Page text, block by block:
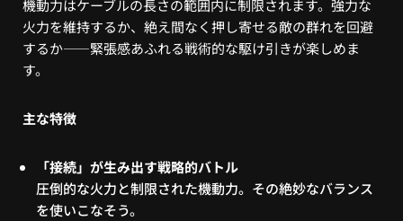
機動力はケーブルの長さの範囲内に制限されます。強力な
火力を維持するか、絶え間なく押し寄せる敵の群れを回避
するか――緊張感あふれる戦術的な駆け引きが楽しめま
す。
主な特徴
「接続」が生み出す戦略的バトル
圧倒的な火力と制限された機動力。その絶妙なバランス
を使いこなそう。